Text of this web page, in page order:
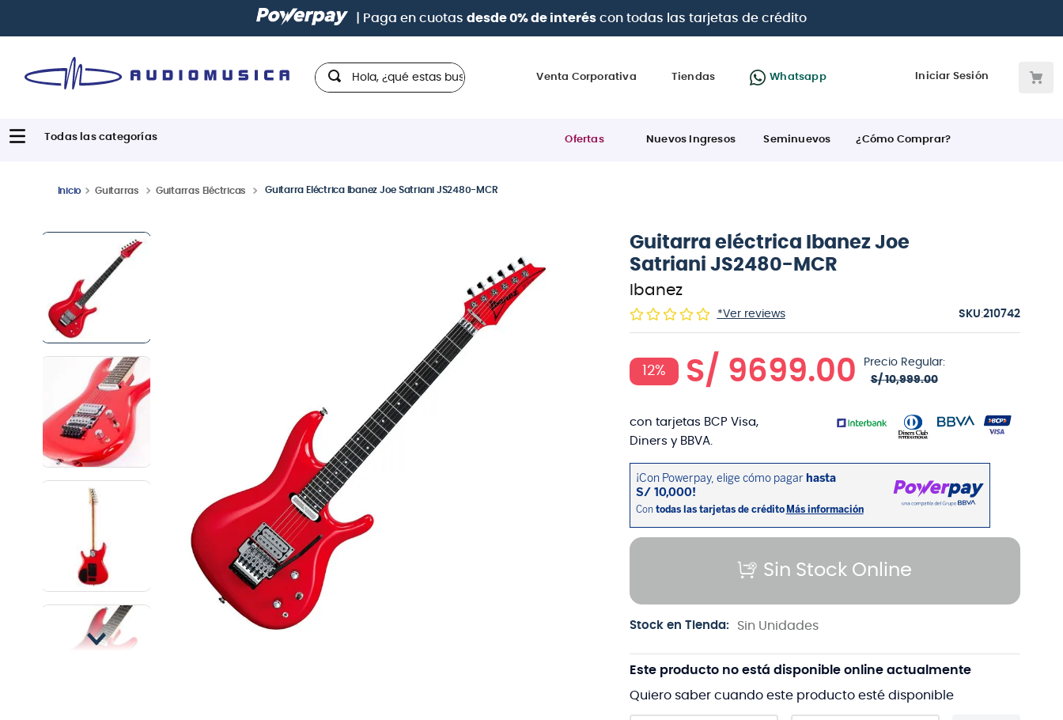
Paga conhasta 12 cuotas sin interesescon tarjetasBCP Visa, Diners, BBVA e Interbank
Hola, ¿qué estas buscando?
Venta Corporativa Tiendas Whatsapp Iniciar Sesión
Ofertas Nuevos Ingresos Seminuevos ¿Cómo Comprar?
Guitarras Guitarras Eléctricas Guitarra Eléctrica Ibanez Joe Satriani JS2480-MCR
Guitarra eléctrica Ibanez Joe
Satriani JS2480-MCR
Ibanez
*Ver reviews :210742
12% S/ 9699.00
Precio Regular:
S/ 10,999.00
con tarjetas BCP Visa,
Diners y BBVA.
Sin Stock Online
Stock en Tienda: Sin Unidades
Este producto no está disponible online actualmente
Quiero saber cuando este producto esté disponible